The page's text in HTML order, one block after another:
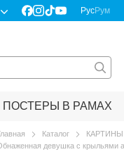
РусРум
ПОСТЕРЫ В РАМАХ
Каталог
девушка с крыльями